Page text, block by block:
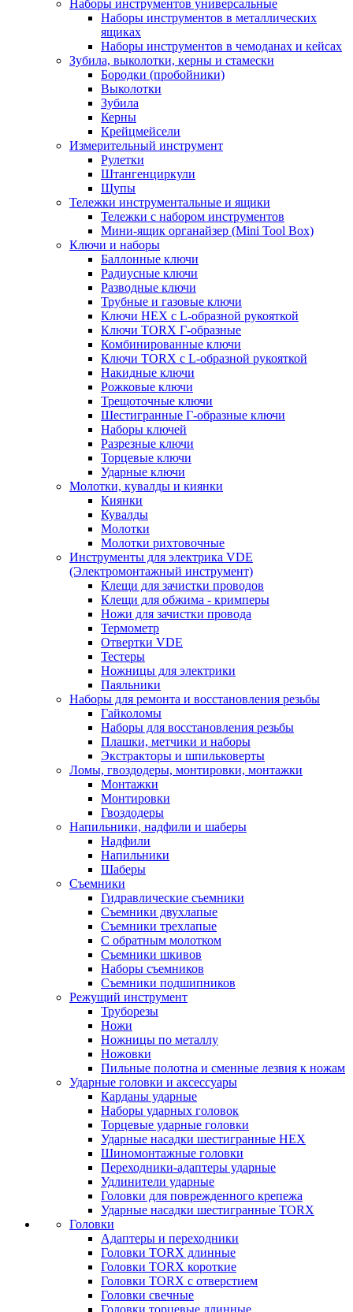
Наборы инструментов универсальные
Наборы инструментов в металлических
ящиках
Наборы инструментов в чемоданах и кейсах
Зубила, выколотки, керны и стамески
Бородки (пробойники)
Выколотки
Зубила
Керны
Крейцмейсели
Измерительный инструмент
Рулетки
Штангенциркули
Щупы
Тележки инструментальные и ящики
Тележки с набором инструментов
Мини-ящик органайзер (Mini Tool Box)
Ключи и наборы
Баллонные ключи
Радиусные ключи
Разводные ключи
Трубные и газовые ключи
Ключи HEX с L-образной рукояткой
Ключи TORX Г-образные
Комбинированные ключи
Ключи TORX с L-образной рукояткой
Накидные ключи
Рожковые ключи
Трещоточные ключи
Шестигранные Г-образные ключи
Наборы ключей
Разрезные ключи
Торцевые ключи
Ударные ключи
Молотки, кувалды и киянки
Киянки
Кувалды
Молотки
Молотки рихтовочные
Инструменты для электрика VDE
(Электромонтажный инструмент)
Клещи для зачистки проводов
Клещи для обжима - кримперы
Ножи для зачистки провода
Термометр
Отвертки VDE
Тестеры
Ножницы для электрики
Паяльники
Наборы для ремонта и восстановления резьбы
Гайколомы
Наборы для восстановления резьбы
Плашки, метчики и наборы
Экстракторы и шпильковерты
Ломы, гвоздодеры, монтировки, монтажки
Монтажки
Монтировки
Гвоздодеры
Напильники, надфили и шаберы
Надфили
Напильники
Шаберы
Съемники
Гидравлические съемники
Съемники двухлапые
Съемники трехлапые
С обратным молотком
Съемники шкивов
Наборы съемников
Съемники подшипников
Режущий инструмент
Труборезы
Ножи
Ножницы по металлу
Ножовки
Пильные полотна и сменные лезвия к ножам
Ударные головки и аксессуары
Карданы ударные
Наборы ударных головок
Торцевые ударные головки
Ударные насадки шестигранные HEX
Шиномонтажные головки
Переходники-адаптеры ударные
Удлинители ударные
Головки для поврежденного крепежа
Ударные насадки шестигранные TORX
Головки
Адаптеры и переходники
Головки TORX длинные
Головки TORX короткие
Головки TORX с отверстием
Головки свечные
Головки торцевые длинные